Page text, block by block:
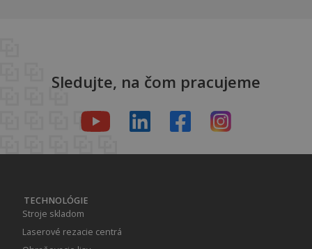
Sledujte, na čom pracujeme
TECHNOLÓGIE
Stroje skladom
Laserové rezacie centrá